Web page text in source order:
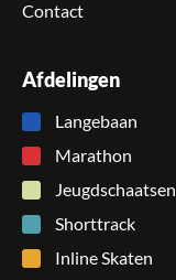
Contact
Afdelingen
Langebaan
Marathon
Jeugdschaatsen
Shorttrack
Inline Skaten